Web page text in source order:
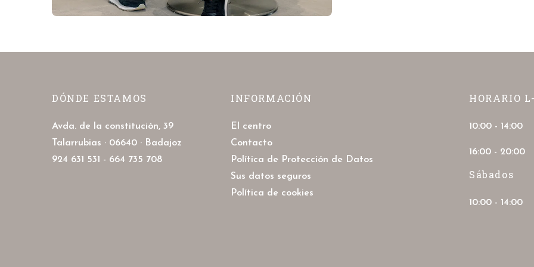
DÓNDE ESTAMOS
Avda. de la constitución, 39
Talarrubias · 06640 · Badajoz
924 631 531 - 664 735 708
INFORMACIÓN
El centro
Contacto
Política de Protección de Datos
Sus datos seguros
Política de cookies
HORARIO
10:00 - 14:00
16:00 - 20:00
Sábados
10:00 - 14:00